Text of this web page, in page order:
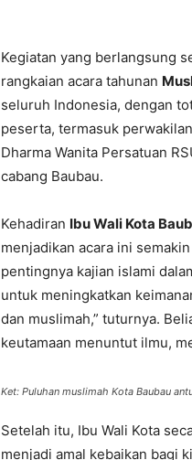
Kegiatan yang berlangsung
rangkaian acara tahunan
seluruh Indonesia, dengan
peserta, termasuk
Dharma Wanita Persatuan
cabang Baubau.
Kehadiran Ibu Wali Kota
menjadikan acara ini
pentingnya kajian islami
untuk meningkatkan
dan muslimah,” tuturnya.
keutamaan menuntut ilmu,
Ket: Puluhan muslimah Kota Baubau
Setelah itu, Ibu Wali Kota
menjadi amal kebaikan bagi